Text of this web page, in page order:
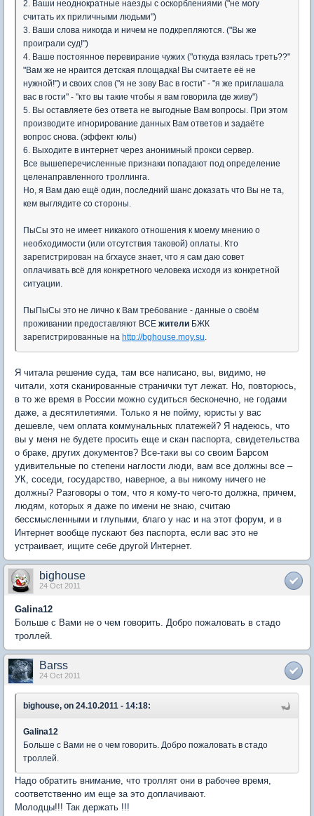
2. Ваши неоднократные наезды с оскорблениями ("не могу
считать их приличными людьми")
3. Ваши слова никогда и ничем не подкрепляются. ("Вы же
проиграли суд!")
4. Ваше постоянное перевирание чужих ("откуда взялась треть??"
"Вам же не нраится детская площадка! Вы считаете её не
нужной!") и своих слов ("я не зову Вас в гости" - "я же приглашала
вас в гости" - "кто вы такие чтобы я вам говорила где живу")
5. Вы оставляете без ответа не выгодные Вам вопросы. При этом
производите игнорирование данных Вам ответов и задаёте
вопрос снова. (эффект юлы)
6. Выходите в интернет через анонимный прокси сервер.
Все вышеперечисленные признаки попадают под определение
целенаправленного троллинга.
Но, я Вам даю ещё один, последний шанс доказать что Вы не та,
кем выглядите со стороны.
ПыСы это не имеет никакого отношения к моему мнению о
необходимости (или отсутствия таковой) оплаты. Кто
зарегистрирован на бгхаусе знает, что я сам даю совет
оплачивать всё для конкретного человека исходя из конкретной
ситуации.
ПыПыСы это не лично к Вам требование - данные о своём
проживании предоставляют ВСЕ жители БЖК
зарегистрированные на http://bghouse.moy.su.
Я читала решение суда, там все написано, вы, видимо, не
читали, хотя сканированные странички тут лежат. Но, повторюсь,
в то же время в России можно судиться бесконечно, не годами
даже, а десятилетиями. Только я не пойму, юристы у вас
дешевле, чем оплата коммунальных платежей? Я надеюсь, что
вы у меня не будете просить еще и скан паспорта, свидетельства
о браке, других документов? Все-таки вы со своим Барсом
удивительные по степени наглости люди, вам все должны все –
УК, соседи, государство, наверное, а вы никому ничего не
должны? Разговоры о том, что я кому-то чего-то должна, причем,
людям, которых я даже по имени не знаю, считаю
бессмысленными и глупыми, благо у нас и на этот форум, и в
Интернет вообще пускают без паспорта, если вас это не
устраивает, ищите себе другой Интернет.
bighouse
24 Oct 2011
Galina12
Больше с Вами не о чем говорить. Добро пожаловать в стадо
троллей.
Barss
24 Oct 2011
bighouse, on 24.10.2011 - 14:18:
Galina12
Больше с Вами не о чем говорить. Добро пожаловать в стадо
троллей.
Надо обратить внимание, что троллят они в рабочее время,
соответственно им еще за это доплачивают.
Молодцы!!! Так держать !!!